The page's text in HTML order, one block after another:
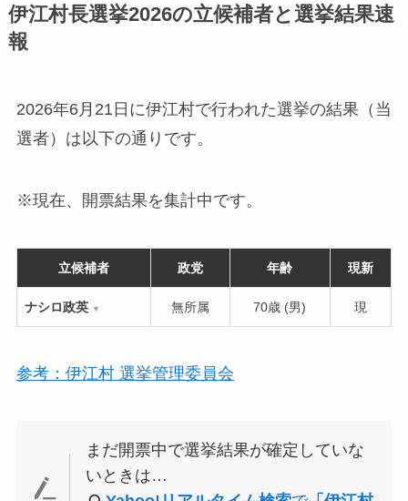
伊江村長選挙2026の立候補者と選挙結果速
報
2026年6月21日に伊江村で行われた選挙の結果（当
選者）は以下の通りです。
※現在、開票結果を集計中です。
立候補者 政党 年齢 現新
ナシロ政英 ▼ 無所属 70歳 (男) 現
参考：伊江村 選挙管理委員会
まだ開票中で選挙結果が確定していな
いときは…